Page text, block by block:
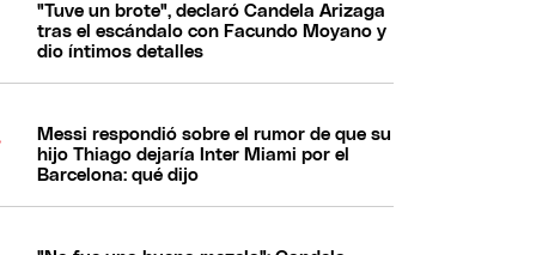
"Tuve un brote", declaró Candela Arizaga
tras el escándalo con Facundo Moyano y
dio íntimos detalles
Messi respondió sobre el rumor de que su
hijo Thiago dejaría Inter Miami por el
Barcelona: qué dijo